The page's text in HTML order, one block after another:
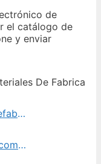
de
el catálogo de
y enviar
De Fabrica
https://twitter.com/mdefabrica
https://www.facebook.com/materialesdefabrica